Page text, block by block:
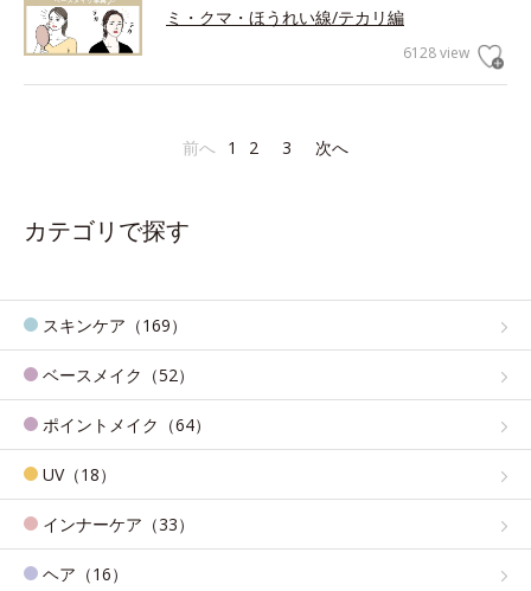
ミ・クマ・ほうれい線/テカリ編
6128 view
前へ 1 2 3 次へ
カテゴリで探す
スキンケア（169）
ベースメイク（52）
ポイントメイク（64）
UV（18）
インナーケア（33）
ヘア（16）